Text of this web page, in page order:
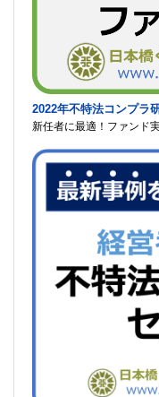
2022年不特法コンプラ
新任者に最適！ファンド